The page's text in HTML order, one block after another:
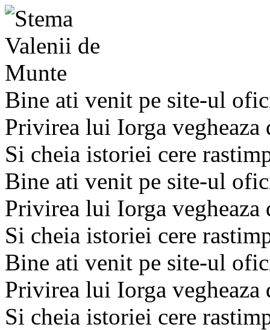
Bine ati venit pe site-ul
Privirea lui Iorga
Si cheia istoriei cere
Bine ati venit pe site-ul
Privirea lui Iorga
Si cheia istoriei cere
Bine ati venit pe site-ul
Privirea lui Iorga
Si cheia istoriei cere